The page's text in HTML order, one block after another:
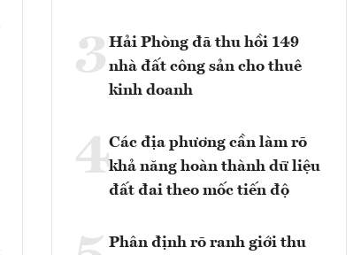
3 Hải Phòng đã thu hồi 149
nhà đất công sản cho thuê
kinh doanh
4Các địa phương cần làm rõ
khả năng hoàn thành dữ liệu
đất đai theo mốc tiến độ
Phân định rõ ranh giới thu